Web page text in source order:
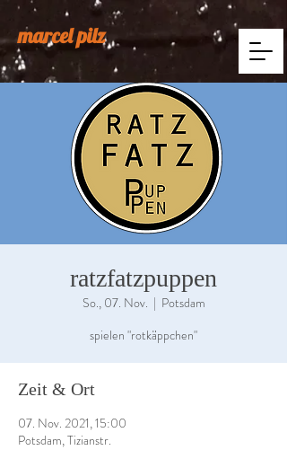
marcel pilz
ratzfatzpuppen
So., 07. Nov.
  |
Potsdam
spielen "rotkäppchen"
Zeit & Ort
07. Nov. 2021, 15:00
Potsdam, Tizianstr.